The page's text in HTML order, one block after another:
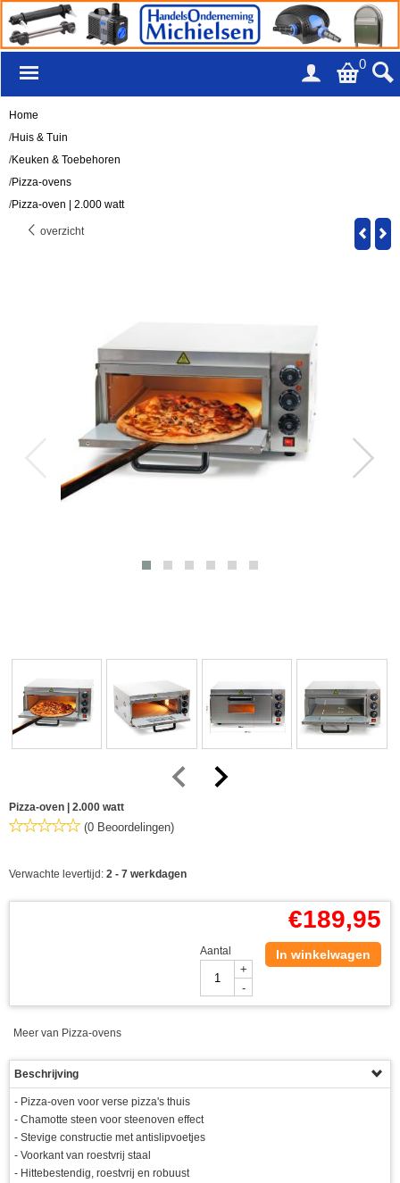
0
Home
/Huis & Tuin
/Keuken & Toebehoren
/Pizza-ovens
/Pizza-oven | 2.000 watt
overzicht
Pizza-oven | 2.000 watt
(0 Beoordelingen)
Verwachte levertijd: 2 - 7 werkdagen
€189,95
Aantal
+
-
In winkelwagen
Meer van Pizza-ovens
Beschrijving
- Pizza-oven voor verse pizza's thuis
- Chamotte steen voor steenoven effect
- Stevige constructie met antislipvoetjes
- Voorkant van roestvrij staal
- Hittebestendig, roestvrij en robuust